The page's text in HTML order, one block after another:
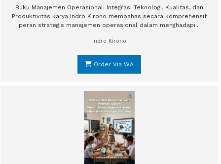
Buku Manajemen Operasional: Integrasi Teknologi, Kualitas, dan
Produktivitas karya Indro Kirono membahas secara komprehensif
peran strategis manajemen operasional dalam menghadapi...
Indro Kirono
Order Via WA